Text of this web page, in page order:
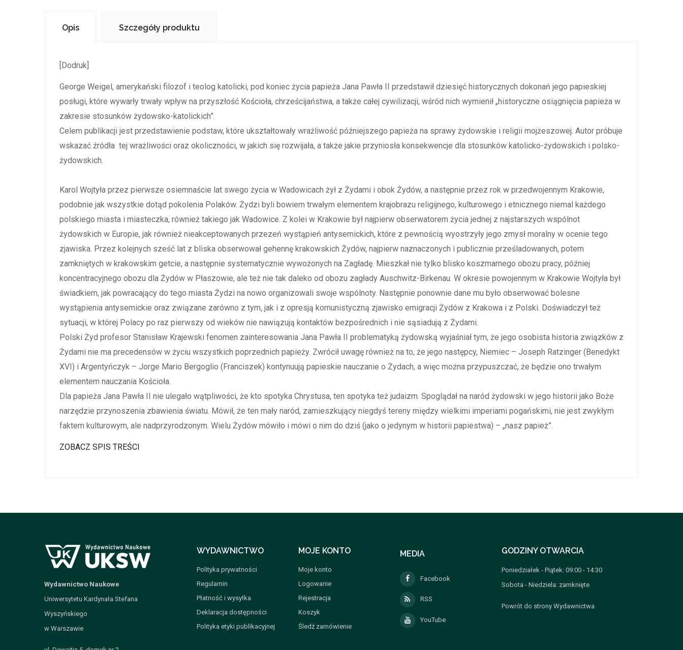
Opis Szczegóły produktu
[Dodruk]
George Weigel, amerykański filozof i teolog katolicki, pod koniec życia papieża Jana Pawła II przedstawił dziesięć historycznych dokonań jego papieskiej
posługi, które wywarły trwały wpływ na przyszłość Kościoła, chrześcijaństwa, a także całej cywilizacji, wśród nich wymienił „historyczne osiągnięcia papieża w
zakresie stosunków żydowsko-katolickich”.
Celem publikacji jest przedstawienie podstaw, które ukształtowały wrażliwość późniejszego papieża na sprawy żydowskie i religii mojżeszowej. Autor próbuje
wskazać źródła tej wrażliwości oraz okoliczności, w jakich się rozwijała, a także jakie przyniosła konsekwencje dla stosunków katolicko-żydowskich i polsko-
żydowskich.
Karol Wojtyła przez pierwsze osiemnaście lat swego życia w Wadowicach żył z Żydami i obok Żydów, a następnie przez rok w przedwojennym Krakowie,
podobnie jak wszystkie dotąd pokolenia Polaków. Żydzi byli bowiem trwałym elementem krajobrazu religijnego, kulturowego i etnicznego niemal każdego
polskiego miasta i miasteczka, również takiego jak Wadowice. Z kolei w Krakowie był najpierw obserwatorem życia jednej z najstarszych wspólnot
żydowskich w Europie, jak również nieakceptowanych przezeń wystąpień antysemickich, które z pewnością wyostrzyły jego zmysł moralny w ocenie tego
zjawiska. Przez kolejnych sześć lat z bliska obserwował gehennę krakowskich Żydów, najpierw naznaczonych i publicznie prześladowanych, potem
zamkniętych w krakowskim getcie, a następnie systematycznie wywożonych na Zagładę. Mieszkał nie tylko blisko koszmarnego obozu pracy, później
koncentracyjnego obozu dla Żydów w Płaszowie, ale też nie tak daleko od obozu zagłady Auschwitz-Birkenau. W okresie powojennym w Krakowie Wojtyła był
świadkiem, jak powracający do tego miasta Żydzi na nowo organizowali swoje wspólnoty. Następnie ponownie dane mu było obserwować bolesne
wystąpienia antysemickie oraz związane zarówno z tym, jak i z opresją komunistyczną zjawisko emigracji Żydów z Krakowa i z Polski. Doświadczył też
sytuacji, w której Polacy po raz pierwszy od wieków nie nawiązują kontaktów bezpośrednich i nie sąsiadują z Żydami.
Polski Żyd profesor Stanisław Krajewski fenomen zainteresowania Jana Pawła II problematyką żydowską wyjaśniał tym, że jego osobista historia związków z
Żydami nie ma precedensów w życiu wszystkich poprzednich papieży. Zwrócił uwagę również na to, że jego następcy, Niemiec – Joseph Ratzinger (Benedykt
XVI) i Argentyńczyk – Jorge Mario Bergoglio (Franciszek) kontynuują papieskie nauczanie o Żydach, a więc można przypuszczać, że będzie ono trwałym
elementem nauczania Kościoła.
Dla papieża Jana Pawła II nie ulegało wątpliwości, że kto spotyka Chrystusa, ten spotyka też judaizm. Spoglądał na naród żydowski w jego historii jako Boże
narzędzie przynoszenia zbawienia światu. Mówił, że ten mały naród, zamieszkujący niegdyś tereny między wielkimi imperiami pogańskimi, nie jest zwykłym
faktem kulturowym, ale nadprzyrodzonym. Wielu Żydów mówiło i mówi o nim do dziś (jako o jedynym w historii papiestwa) – „nasz papież”.
ZOBACZ SPIS TREŚCI
Wydawnictwo Naukowe
Uniwersytetu Kardynała Stefana
Wyszyńskiego
w Warszawie
WYDAWNICTWO
Polityka prywatności
Regulamin
Płatność i wysyłka
Deklaracja dostępności
Polityka etyki publikacyjnej
MOJE KONTO
Moje konto
Logowanie
Rejestracja
Koszyk
Śledź zamówienie
MEDIA
Facebook
RSS
YouTube
GODZINY OTWARCIA
Poniedziałek - Piątek: 09:00 - 14:30
Sobota - Niedziela: zamknięte
Powrót do strony Wydawnictwa